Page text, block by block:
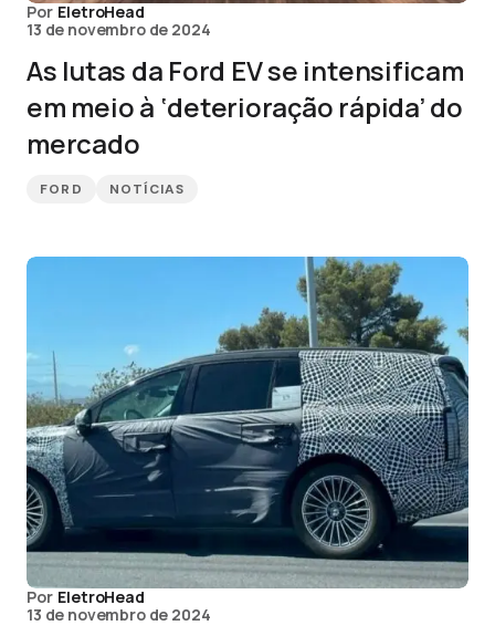
Por EletroHead
13 de novembro de 2024
As lutas da Ford EV se intensificam
em meio à ‘deterioração rápida’ do
mercado
FORD NOTÍCIAS
Por EletroHead
13 de novembro de 2024